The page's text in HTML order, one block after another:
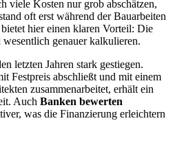
viele Kosten nur grob abschätzen,
oft erst während der Bauarbeiten
hier einen klaren Vorteil: Die
genauer kalkulieren.
letzten Jahren stark gestiegen.
Festpreis abschließt und mit einem
zusammenarbeitet, erhält ein
Auch Banken bewerten
was die Finanzierung erleichtern